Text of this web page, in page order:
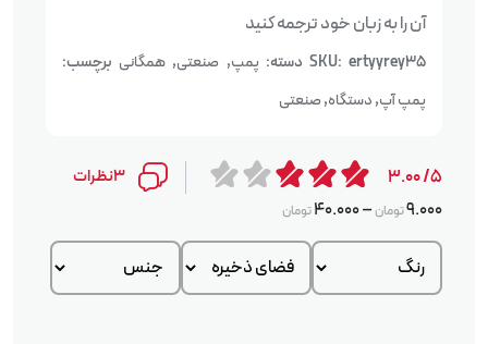
آن را به زبان خود ترجمه کنید
SKU:ertyyrey35 دسته: پمپ, صنعتی, همگانی برچسب:
پمپ آپ,دستگاه,صنعتی
5/ 3.00 3نظرات
9.000تومان –
40.000تومان